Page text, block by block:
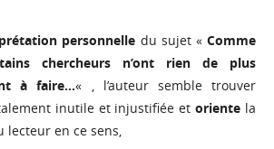
personnelle du sujet «Comme
chercheurs n’ont rien de plus
à faire…« , l’auteur semble trouver
inutile et injustifiée etoriente la
lecteur en ce sens,